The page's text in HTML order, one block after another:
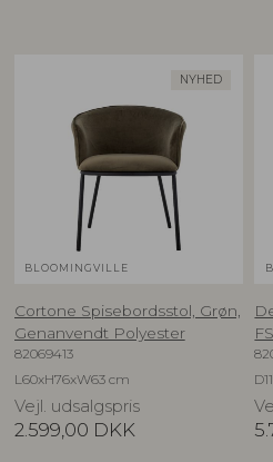
NYHED
BLOOMINGVILLE
Cortone Spisebordsstol, Grøn,
Genanvendt Polyester
82069413
L60xH76xW63 cm
Vejl. udsalgspris
2.599,00 DKK